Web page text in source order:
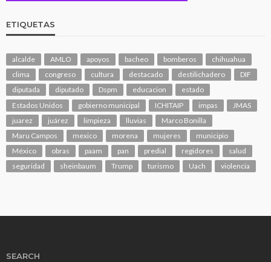
ETIQUETAS
alcalde AMLO apoyos bacheo bomberos
chihuahua
clima
congreso cultura destacado destilichadero
DIF
diputada
diputado Dspm educacion
estado
Estados Unidos
gobierno municipal ICHITAIP impas
JMAS
juarez
juárez limpieza lluvias
Marco Bonilla
Maru Campos
mexico morena mujeres
municipio
México
obras paam pan predial regidores
salud
seguridad
sheinbaum Trump turismo Uach violencia
SEARCH